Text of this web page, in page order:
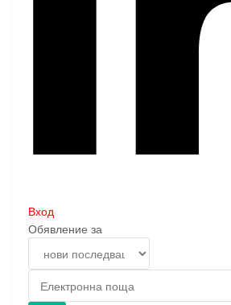
Вход
Обявление за